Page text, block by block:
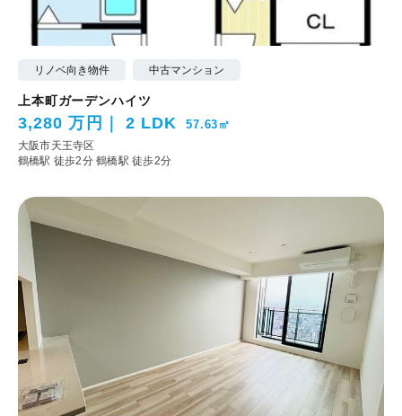
リノベ向き物件 中古マンション
上本町ガーデンハイツ
3,280 万円 2 LDK 57.63㎡
大阪市天王寺区
鶴橋駅 徒歩2分鶴橋駅 徒歩2分